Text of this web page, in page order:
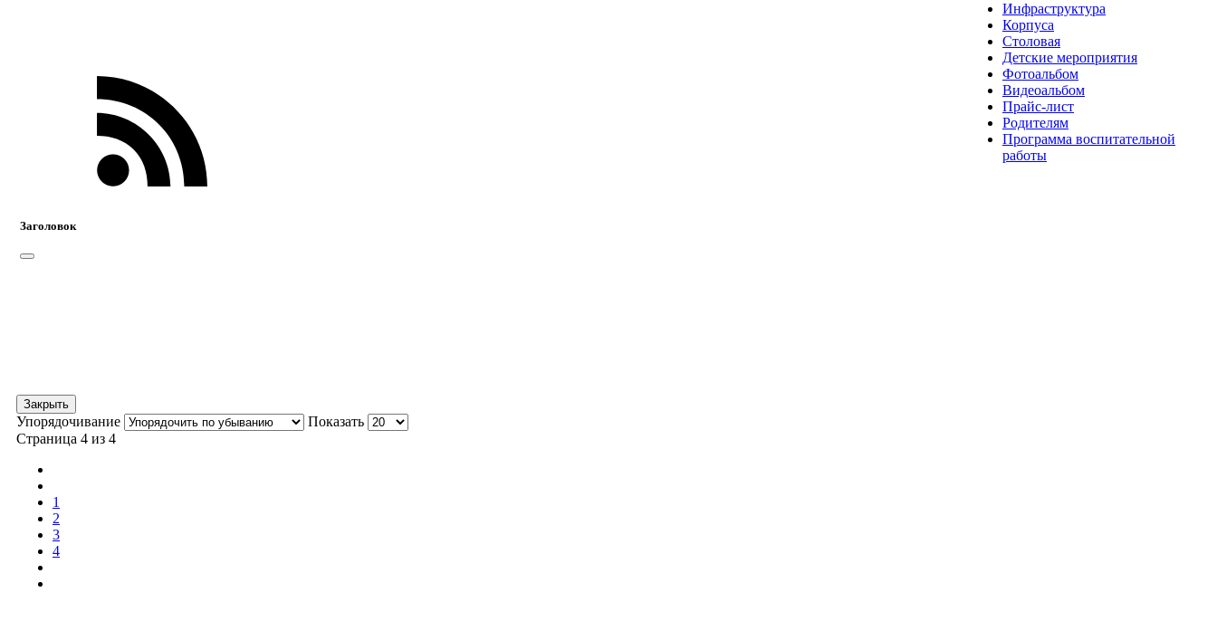
Заголовок
Закрыть
Упорядочивание
Показать
Страница 4 из 4
1
2
3
4
Инфраструктура
Корпуса
Столовая
Детские мероприятия
Фотоальбом
Видеоальбом
Прайс-лист
Родителям
Программа воспитательной
работы